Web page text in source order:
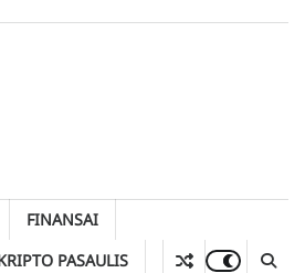
FINANSAI
PASAULIS